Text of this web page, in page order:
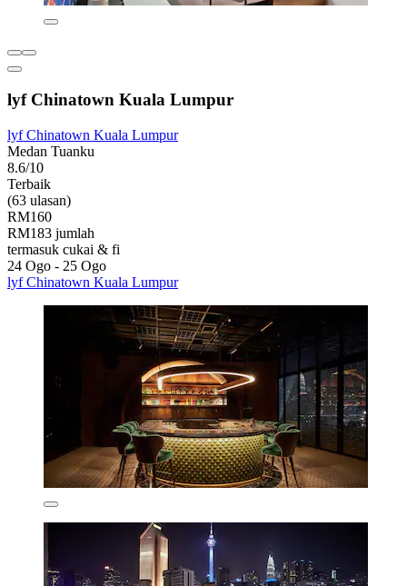
lyf Chinatown Kuala Lumpur
lyf Chinatown Kuala Lumpur
Medan Tuanku
8.6/10
Terbaik
(63 ulasan)
RM160
RM183 jumlah
termasuk cukai & fi
24 Ogo - 25 Ogo
lyf Chinatown Kuala Lumpur